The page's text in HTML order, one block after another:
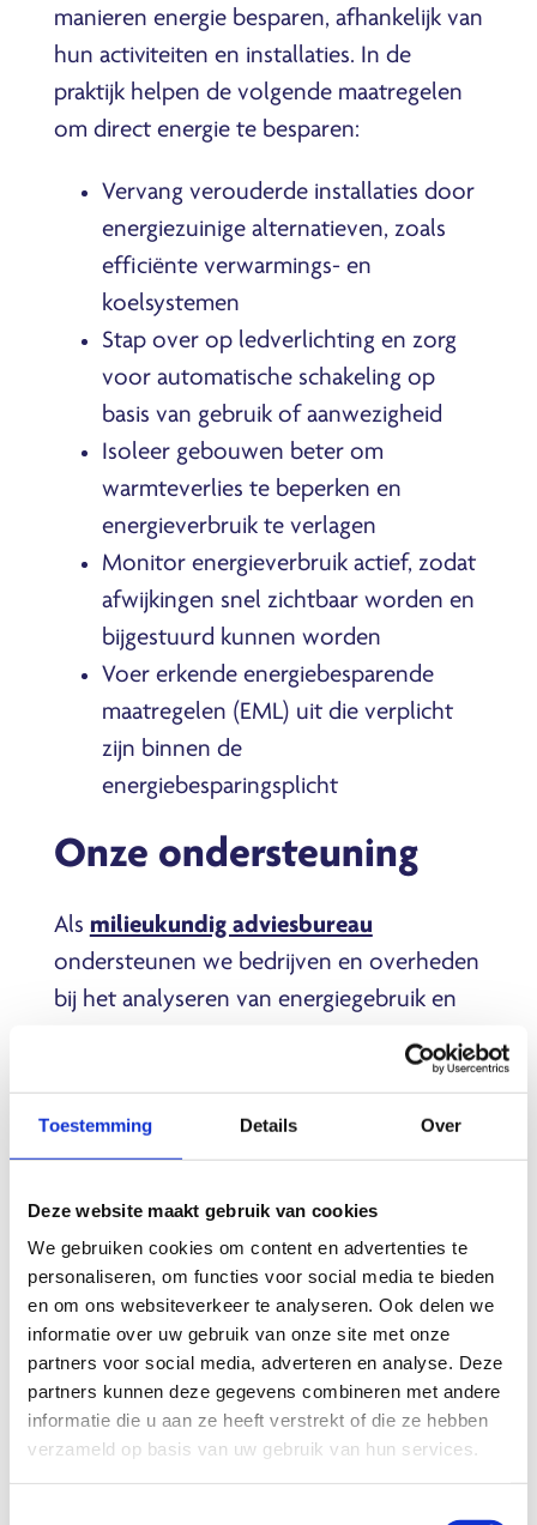
Toestemming Details Over
Deze website maakt gebruik van cookies
We gebruiken cookies om content en advertenties te
personaliseren, om functies voor social media te bieden
en om ons websiteverkeer te analyseren. Ook delen we
informatie over uw gebruik van onze site met onze
partners voor social media, adverteren en analyse. Deze
partners kunnen deze gegevens combineren met andere
informatie die u aan ze heeft verstrekt of die ze hebben
verzameld op basis van uw gebruik van hun services.
manieren energie besparen, afhankelijk van
hun activiteiten en installaties. In de
praktijk helpen de volgende maatregelen
om direct energie te besparen:
Vervang verouderde installaties door
energiezuinige alternatieven, zoals
efficiënte verwarmings- en
koelsystemen
Stap over op ledverlichting en zorg
voor automatische schakeling op
basis van gebruik of aanwezigheid
Isoleer gebouwen beter om
warmteverlies te beperken en
energieverbruik te verlagen
Monitor energieverbruik actief, zodat
afwijkingen snel zichtbaar worden en
bijgestuurd kunnen worden
Voer erkende energiebesparende
maatregelen (EML) uit die verplicht
zijn binnen de
energiebesparingsplicht
Onze ondersteuning
Als milieukundig adviesbureau
ondersteunen we bedrijven en overheden
bij het analyseren van energiegebruik en
het bepalen van passende maatregelen.
Daarbij vertalen we complexe regels en
Energiescan en nulmeting: we
brengen het energieverbruik in kaart
en laten zien waar winst te behalen is
Advies op maat
: van isolatie tot
verlichting en procesoptimalisatie, we
rekenen door wat echt verschil maakt
Subsidie- en financieringsadvies: we